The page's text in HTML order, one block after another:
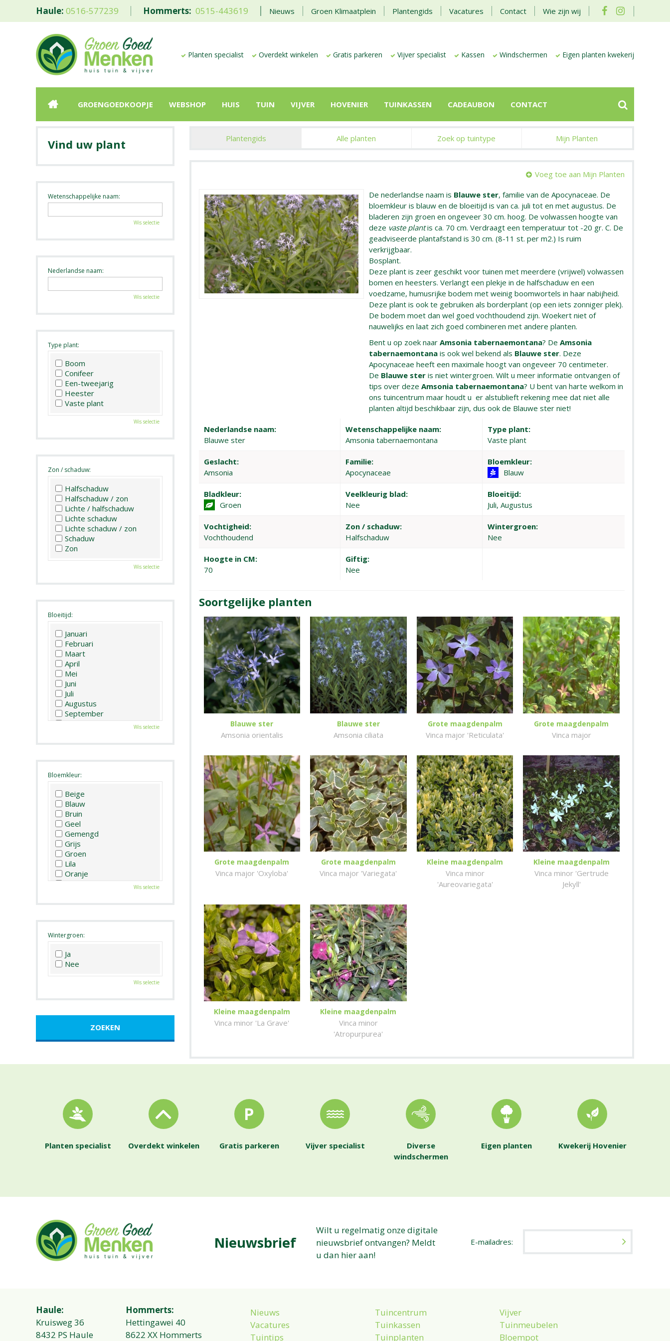
Haule: 0516-577239 Hommerts: 0515-443619 Nieuws Groen Klimaatplein Plantengids Vacatures Contact Wie zijn wij
Planten specialist Overdekt winkelen Gratis parkeren Vijver specialist Kassen Windschermen Eigen planten kwekerij
GROENGOEDKOOPJE WEBSHOP HUIS TUIN VIJVER HOVENIER TUINKASSEN CADEAUBON CONTACT
Plantengids Alle planten Zoek op tuintype Mijn Planten
Voeg toe aan Mijn Planten
De nederlandse naam is Blauwe ster, familie van de Apocynaceae. De
bloemkleur is blauw en de bloeitijd is van ca. juli tot en met augustus. De
bladeren zijn groen en ongeveer 30 cm. hoog. De volwassen hoogte van
deze vaste plantis ca. 70 cm. Verdraagt een temperatuur tot -20 gr. C. De
geadviseerde plantafstand is 30 cm. (8-11 st. per m2.) Is ruim
verkrijgbaar.
Bosplant.
Deze plant is zeer geschikt voor tuinen met meerdere (vrijwel) volwassen
bomen en heesters. Verlangt een plekje in de halfschaduw en een
voedzame, humusrijke bodem met weinig boomwortels in haar nabijheid.
Deze plant is ook te gebruiken als borderplant (op een iets zonniger plek).
De bodem moet dan wel goed vochthoudend zijn. Woekert niet of
nauwelijks en laat zich goed combineren met andere planten.
Bent u op zoek naarAmsonia tabernaemontana? DeAmsonia
tabernaemontana is ook wel bekend als Blauwe ster. Deze
Apocynaceae heeft een maximale hoogt van ongeveer 70 centimeter.
De Blauwe steris niet wintergroen. Wilt u meer informatie ontvangen of
tips over dezeAmsonia tabernaemontana? U bent van harte welkom in
ons tuincentrum maar houdt u er alstublieft rekening mee dat niet alle
planten altijd beschikbaar zijn, dus ook de Blauwe ster niet!
Nederlandse naam:
Blauwe ster
Wetenschappelijke naam:
Amsonia tabernaemontana
Type plant:
Vaste plant
Geslacht:
Amsonia
Familie:
Apocynaceae
Bloemkleur:
Blauw
Bladkleur:
Groen
Veelkleurig blad:
Nee
Bloeitijd:
Juli, Augustus
Vochtigheid:
Vochthoudend
Zon / schaduw:
Halfschaduw
Wintergroen:
Nee
Hoogte in CM:
70
Giftig:
Nee
Soortgelijke planten
Blauwe ster
Amsonia orientalis
Blauwe ster
Amsonia ciliata
Grote maagdenpalm
Vinca major 'Reticulata'
Grote maagdenpalm
Vinca major
Grote maagdenpalm
Vinca major 'Oxyloba'
Grote maagdenpalm
Vinca major 'Variegata'
Kleine maagdenpalm
Vinca minor
'Aureovariegata'
Kleine maagdenpalm
Vinca minor 'Gertrude
Jekyll'
Kleine maagdenpalm
Vinca minor 'La Grave'
Kleine maagdenpalm
Vinca minor
'Atropurpurea'
Vind uw plant
Wetenschappelijke naam:
Wis selectie
Nederlandse naam:
Wis selectie
Type plant:
Boom
Conifeer
Een-tweejarig
Heester
Vaste plant
Wis selectie
Zon / schaduw:
Halfschaduw
Halfschaduw / zon
Lichte / halfschaduw
Lichte schaduw
Lichte schaduw / zon
Schaduw
Zon
Wis selectie
Bloeitijd:
Januari
Februari
Maart
April
Mei
Juni
Juli
Augustus
September
Oktober
Wis selectie
Bloemkleur:
Beige
Blauw
Bruin
Geel
Gemengd
Grijs
Groen
Lila
Oranje
Paars
Wis selectie
Wintergroen:
Ja
Nee
Wis selectie
Planten specialist Overdekt winkelen Gratis parkeren Vijver specialist
Diverse
windschermen
Eigen planten Kwekerij Hovenier
Nieuwsbrief
Wilt u regelmatig onze digitale
nieuwsbrief ontvangen? Meldt
u dan hier aan!
E-mailadres:
Haule:
Kruisweg 36
8432 PS Haule
Hommerts:
Hettingawei 40
8622 XX Hommerts
Nieuws
Vacatures
Tuintips
Tuincentrum
Tuinkassen
Tuinplanten
Vijver
Tuinmeubelen
Bloempot